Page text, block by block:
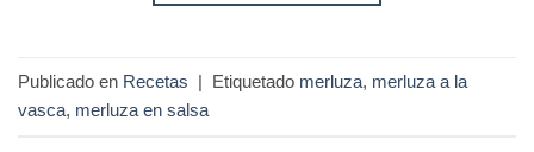
Publicado en Recetas | Etiquetado merluza, merluza a la
vasca, merluza en salsa